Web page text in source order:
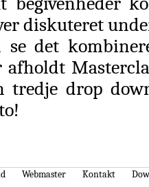
diskuteret
det
tredje drop
Webmaster Kontakt